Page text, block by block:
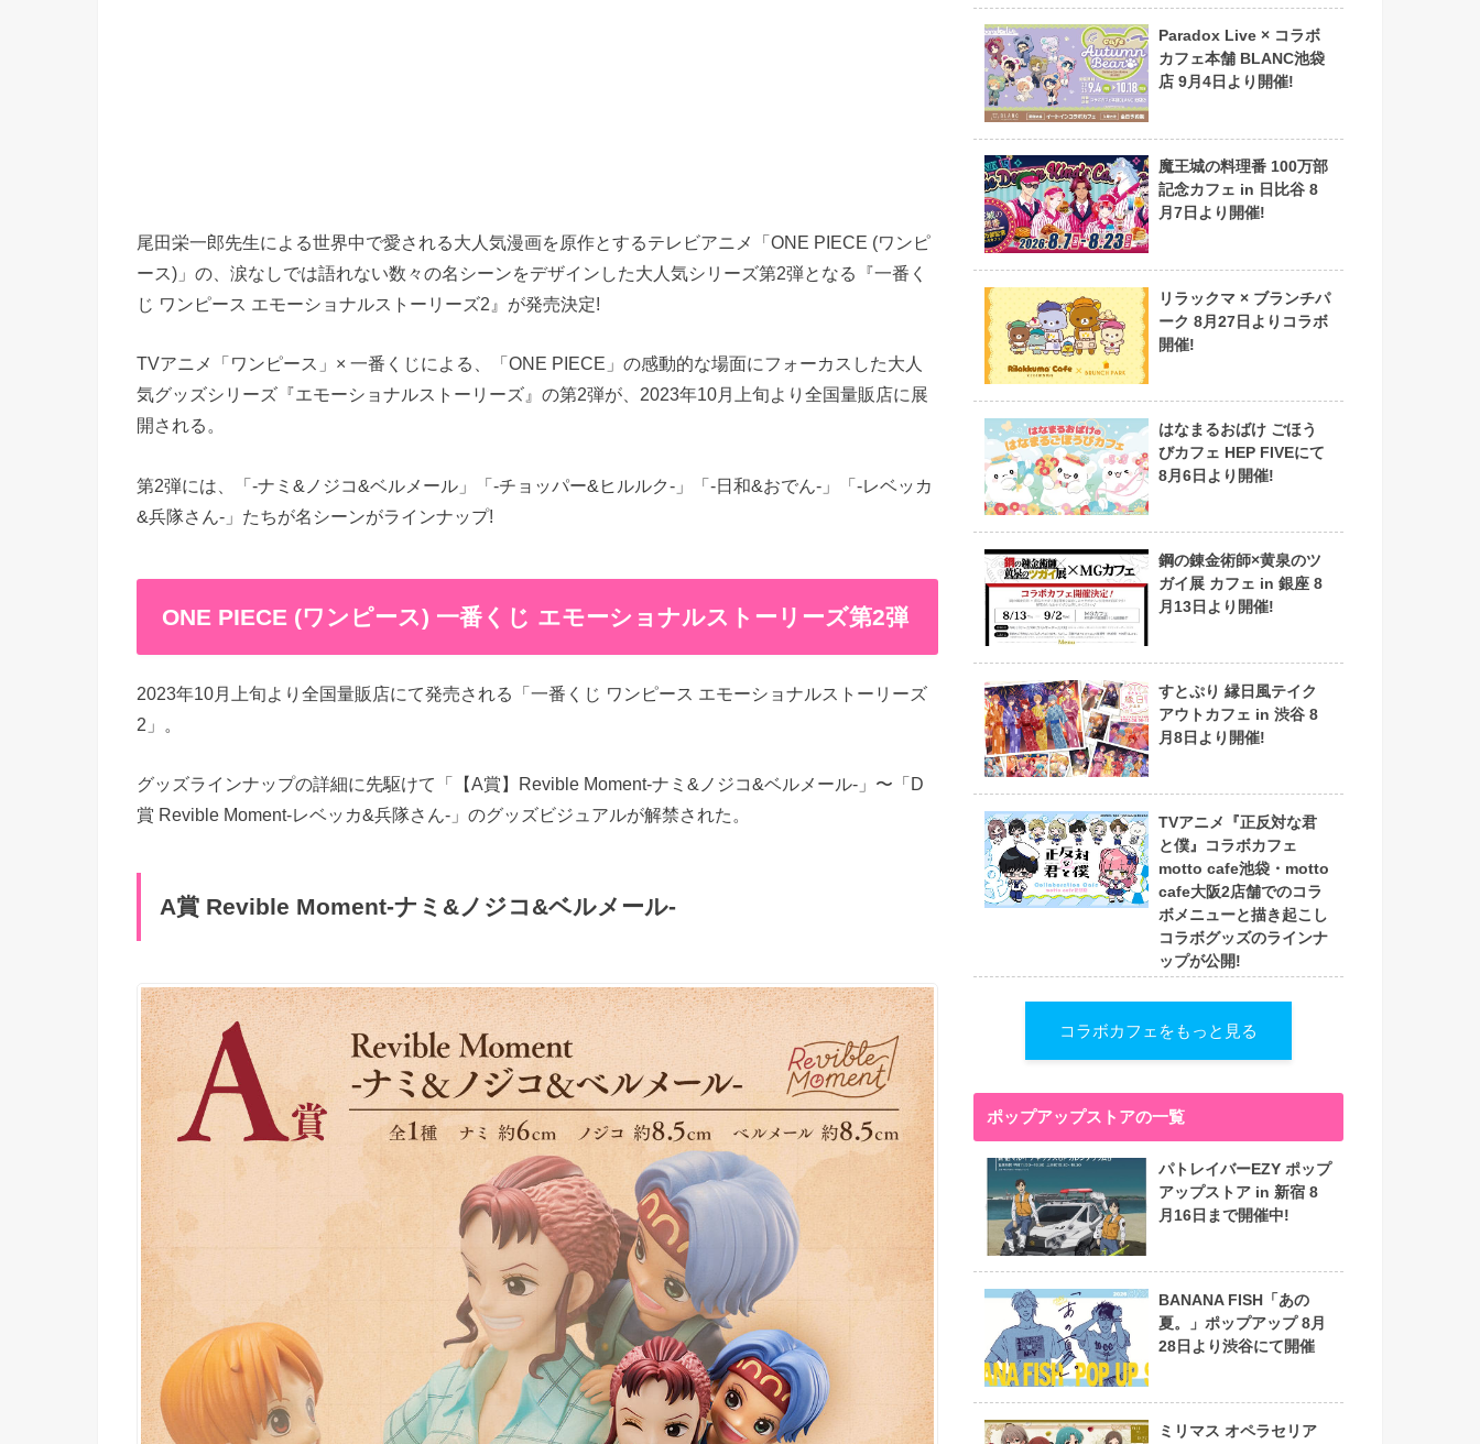
尾田栄一郎先生による世界中で愛される大人気漫画を原作とするテレビアニメ「ONE PIECE (ワンピ
ース)」の、涙なしでは語れない数々の名シーンをデザインした大人気シリーズ第2弾となる『一番く
じ ワンピース エモーショナルストーリーズ2』が発売決定!
TVアニメ「ワンピース」× 一番くじによる、「ONE PIECE」の感動的な場面にフォーカスした大人
気グッズシリーズ『エモーショナルストーリーズ』の第2弾が、2023年10月上旬より全国量販店に展
開される。
第2弾には、「-ナミ&ノジコ&ベルメール」「-チョッパー&ヒルルク-」「-日和&おでん-」「-レベッカ
&兵隊さん-」たちが名シーンがラインナップ!
ONE PIECE (ワンピース) 一番くじ エモーショナルストーリーズ第2弾
2023年10月上旬より全国量販店にて発売される「一番くじ ワンピース エモーショナルストーリーズ
2」。
グッズラインナップの詳細に先駆けて「【A賞】Revible Moment-ナミ&ノジコ&ベルメール-」〜「D
賞 Revible Moment-レベッカ&兵隊さん-」のグッズビジュアルが解禁された。
A賞 Revible Moment-ナミ&ノジコ&ベルメール-
Paradox Live × コラボ
カフェ本舗 BLANC池袋
店 9月4日より開催!
魔王城の料理番 100万部
記念カフェ in 日比谷 8
月7日より開催!
リラックマ × ブランチパ
ーク 8月27日よりコラボ
開催!
はなまるおばけ ごほう
びカフェ HEP FIVEにて
8月6日より開催!
鋼の錬金術師×黄泉のツ
ガイ展 カフェ in 銀座 8
月13日より開催!
すとぷり 縁日風テイク
アウトカフェ in 渋谷 8
月8日より開催!
TVアニメ『正反対な君
と僕』コラボカフェ
motto cafe池袋・motto
cafe大阪2店舗でのコラ
ボメニューと描き起こし
コラボグッズのラインナ
ップが公開!
コラボカフェをもっと見る
ポップアップストアの一覧
パトレイバーEZY ポップ
アップストア in 新宿 8
月16日まで開催中!
BANANA FISH「あの
夏。」ポップアップ 8月
28日より渋谷にて開催
ミリマス オペラセリア